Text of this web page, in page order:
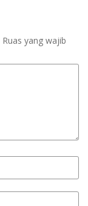
Ruas yang wajib